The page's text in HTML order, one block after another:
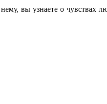
вы узнаете о